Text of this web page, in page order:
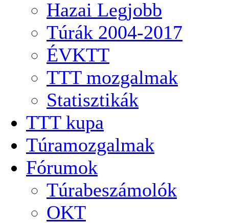
Hazai Legjobb
Túrák 2004-2017
ÉVKTT
TTT mozgalmak
Statisztikák
TTT kupa
Túramozgalmak
Fórumok
Túrabeszámolók
OKT